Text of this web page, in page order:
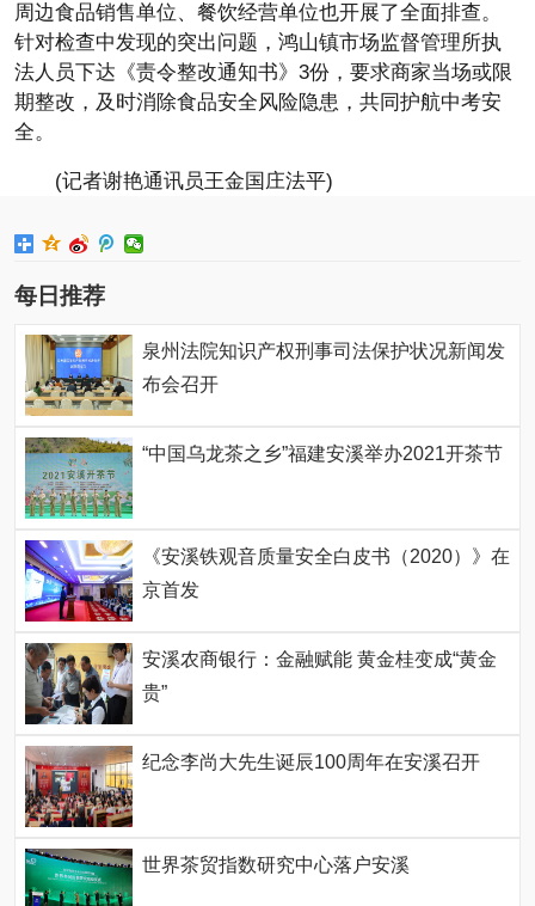
周边食品销售单位、餐饮经营单位也开展了全面排查。
针对检查中发现的突出问题，鸿山镇市场监督管理所执
法人员下达《责令整改通知书》3份，要求商家当场或限
期整改，及时消除食品安全风险隐患，共同护航中考安
全。
(记者谢艳通讯员王金国庄法平)
每日推荐
泉州法院知识产权刑事司法保护状况新闻发
布会召开
“中国乌龙茶之乡”福建安溪举办2021开茶节
《安溪铁观音质量安全白皮书（2020）》在
京首发
安溪农商银行：金融赋能 黄金桂变成“黄金
贵”
纪念李尚大先生诞辰100周年在安溪召开
世界茶贸指数研究中心落户安溪